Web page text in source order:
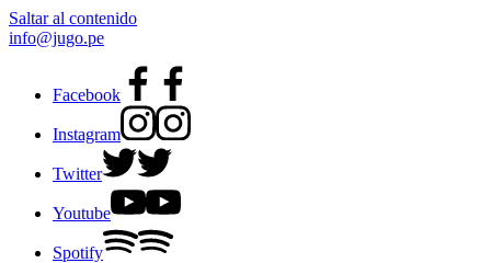
Saltar al contenido
info@jugo.pe
Facebook
Instagram
Twitter
Youtube
Spotify